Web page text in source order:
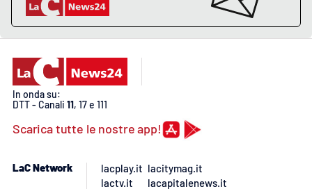
Lacapitalenews.it
Ilreggino.it
Cosenzachannel.it
Ilvibonese.it
Catanzarochannel.it
In onda su:
DTT - Canali 11, 17 e 111
Scarica tutte le nostre app!
LaC Network
lacplay.it
lactv.it
lacitymag.it
lacapitalenews.it